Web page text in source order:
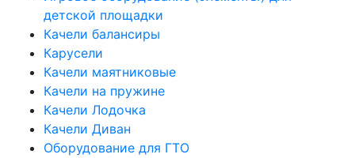
детской площадки
Качели балансиры
Карусели
Качели маятниковые
Качели на пружине
Качели Лодочка
Качели Диван
Оборудование для ГТО